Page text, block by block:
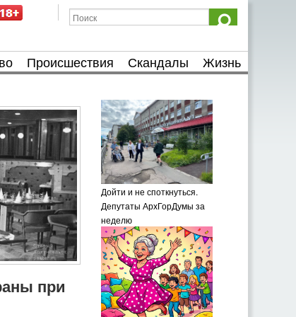
Происшествия Скандалы Жизнь
при
Дойти и не споткнуться.
Депутаты АрхГорДумы за
неделю